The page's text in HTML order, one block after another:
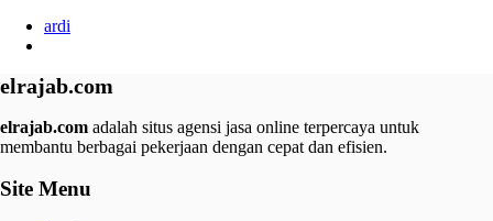
ardi
elrajab.com
elrajab.com adalah situs agensi jasa online terpercaya untuk
membantu berbagai pekerjaan dengan cepat dan efisien.
Site Menu